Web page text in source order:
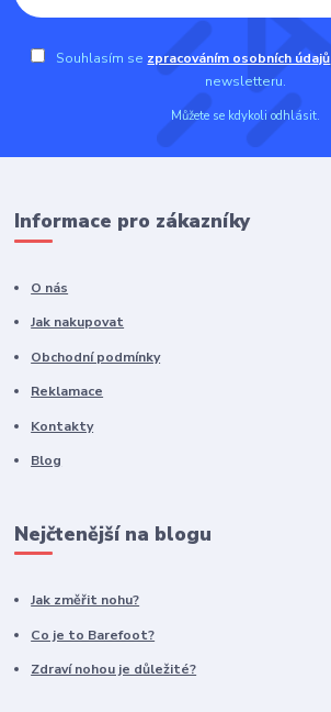
Souhlasím se zpracováním osobních údajů
newsletteru.
Můžete se kdykoli odhlásit.
Informace pro zákazníky
O nás
Jak nakupovat
Obchodní podmínky
Reklamace
Kontakty
Blog
Nejčtenější na blogu
Jak změřit nohu?
Co je to Barefoot?
Zdraví nohou je důležité?